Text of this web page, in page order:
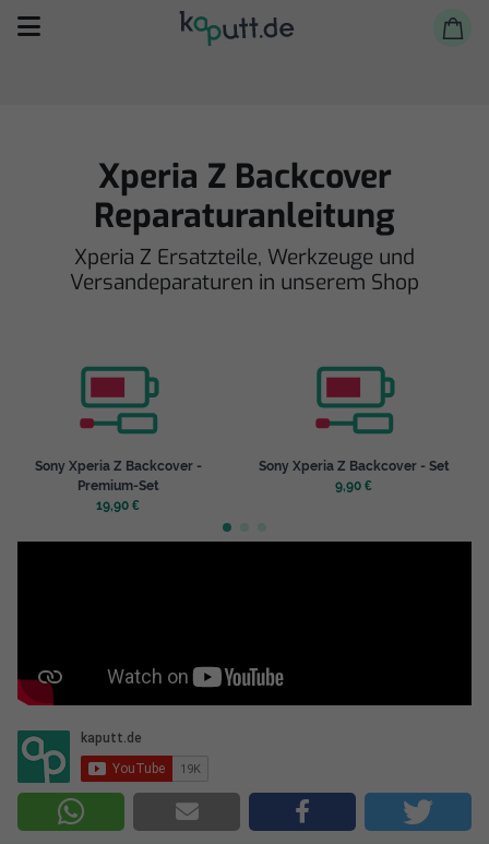
Selbst reparieren
Reparieren lassen
Shop
Xperia Z Backcover
Reparaturanleitung
Xperia Z Ersatzteile, Werkzeuge und
Versandeparaturen in unserem Shop
Sony Xperia Z Backcover -
Premium-Set
19,90 €
Sony Xperia Z Backcover - Set
9,90 €